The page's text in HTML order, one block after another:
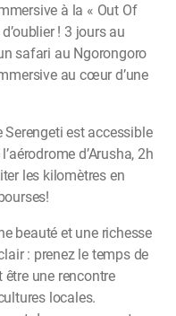
à la « Out Of
! 3 jours au
safari au Ngorongoro
au cœur d’une
est accessible
d’Arusha, 2h
les kilomètres en
beauté et une richesse
: prenez le temps de
une rencontre
locales.